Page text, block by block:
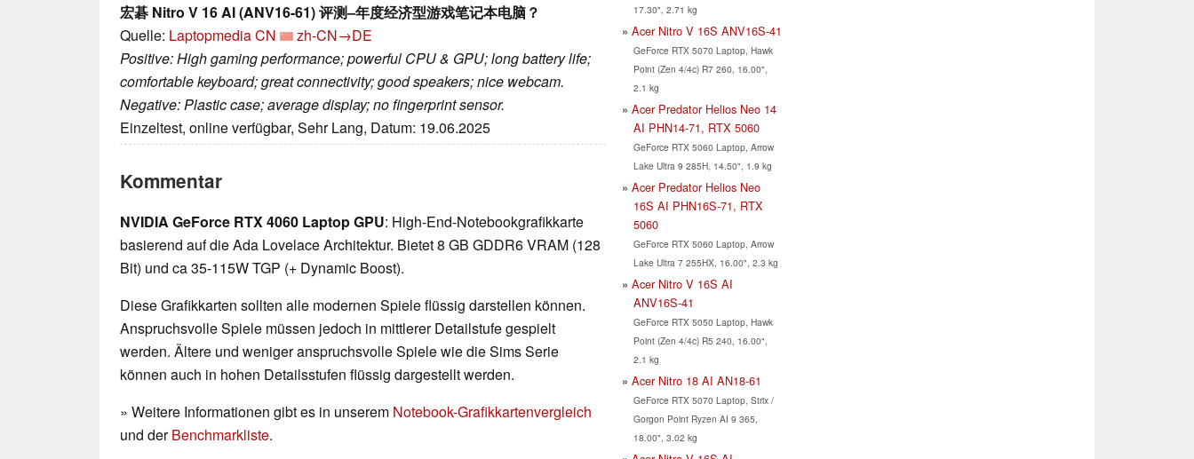
宏碁 Nitro V 16 AI (ANV16-61) 评测–年度经济型游戏笔记本电脑？
Quelle: Laptopmedia CN
zh-CN→DE
Positive: High gaming performance; powerful CPU & GPU; long battery life;
comfortable keyboard; great connectivity; good speakers; nice webcam.
Negative: Plastic case; average display; no fingerprint sensor.
Einzeltest, online verfügbar, Sehr Lang, Datum: 19.06.2025
Kommentar
NVIDIA GeForce RTX 4060 Laptop GPU: High-End-Notebookgrafikkarte
basierend auf die Ada Lovelace Architektur. Bietet 8 GB GDDR6 VRAM (128
Bit) und ca 35-115W TGP (+ Dynamic Boost).
Diese Grafikkarten sollten alle modernen Spiele flüssig darstellen können.
Anspruchsvolle Spiele müssen jedoch in mittlerer Detailstufe gespielt
werden. Ältere und weniger anspruchsvolle Spiele wie die Sims Serie
können auch in hohen Detailsstufen flüssig dargestellt werden.
» Weitere Informationen gibt es in unserem Notebook-Grafikkartenvergleich
und derBenchmarkliste.
17.30", 2.71 kg
Acer Nitro V 16S ANV16S-41
GeForce RTX 5070 Laptop, Hawk
Point (Zen 4/4c) R7 260, 16.00",
2.1 kg
Acer Predator Helios Neo 14
AI PHN14-71, RTX 5060
GeForce RTX 5060 Laptop, Arrow
Lake Ultra 9 285H, 14.50", 1.9 kg
Acer Predator Helios Neo
16S AI PHN16S-71, RTX
5060
GeForce RTX 5060 Laptop, Arrow
Lake Ultra 7 255HX, 16.00", 2.3 kg
Acer Nitro V 16S AI
ANV16S-41
GeForce RTX 5050 Laptop, Hawk
Point (Zen 4/4c) R5 240, 16.00",
2.1 kg
Acer Nitro 18 AI AN18-61
GeForce RTX 5070 Laptop, Strix /
Gorgon Point Ryzen AI 9 365,
18.00", 3.02 kg